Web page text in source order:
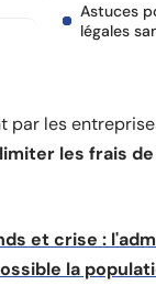
Astuces
légales
les
limiter les frais
et crise :
la